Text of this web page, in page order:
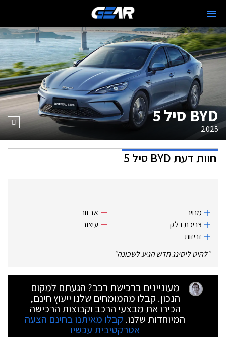
BYD סיל 5
2025
חוות דעת
מחיר
צריכת דלק
זריזות
אבזור
עיצוב
״להיט ליסינג חדש הגיע לשכונה״
מעוניינים ברכישת רכב? הגעתם למקום
הנכון. קבלו מהמומחים שלנו ייעוץ חינם,
הכירו את מבצעי הרכב וקבוצות הרכישה
המיוחדות שלנו. קבלו מאיתנו בחינם הצעה
אטרקטיבית עכשיו